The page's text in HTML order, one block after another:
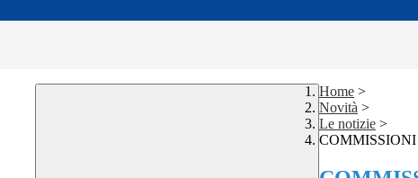
Home >
Novità >
Le notizie >